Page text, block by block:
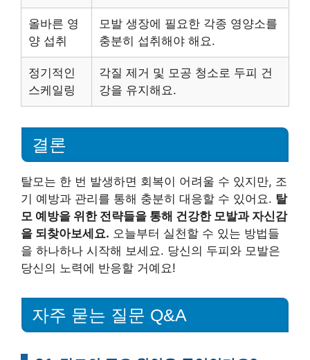
올바른 영
양 섭취
모발 생장에 필요한 각종 영양소를
충분히 섭취해야 해요.
정기적인
스케일링
각질 제거 및 모공 청소로 두피 건
강을 유지해요.
결론
탈모는 한 번 발생하면 회복이 어려울 수 있지만, 조
기 예방과 관리를 통해 충분히 대응할 수 있어요. 탈
모 예방을 위한 전략들을 통해 건강한 모발과 자신감
을 되찾아보세요. 오늘부터 실천할 수 있는 방법들
을 하나하나 시작해 보세요. 당신의 두피와 모발은
당신의 노력에 반응할 거예요!
자주 묻는 질문 Q&A